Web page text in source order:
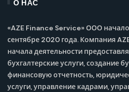
О НАС
«AZE Finance Service» ООО
сентябре 2020 года. Компания
начала деятельности
бухгалтерские услуги, создание
финансовую отчетность,
услуги, управление кадрами,